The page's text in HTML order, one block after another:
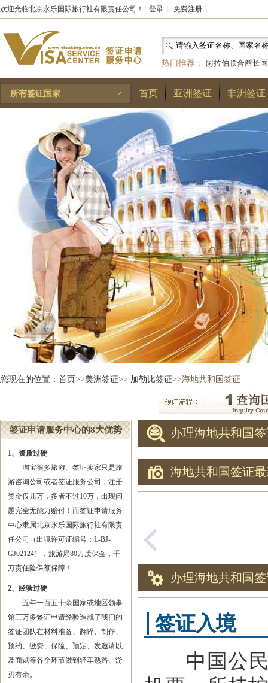
欢迎光临北京永乐国际旅行社有限责任公司！ 登录 免费注册
热门推荐：
阿拉伯联合酋长国
和国|布基纳法索|巴勒斯坦
林王国|安道尔公国|
所有签证国家 首页 亚洲签证 非洲签证
您现在的位置： 首页>>美洲签证>> 加勒比签证>>海地共和国签证
签证申请服务中心的8大优势
1、资质过硬
淘宝很多旅游、签证卖家只是旅
游咨询公司或者签证服务公司，注册
资金仅几万，多者不过10万，出现问
题完全无能力赔付！而签证申请服务
中心隶属北京永乐国际旅行社有限责
任公司（出境许可证编号：L-BJ-
GJ02124），旅游局80万质保金，千
万责任险保额保障！
2、经验过硬
五年一百五十余国家或地区领事
馆三万多签证申请经验造就了我们的
签证团队在材料准备、翻译、制作、
预约、缴费、保险、预定、发邀请以
及面试等各个环节做到轻车熟路、游
刃有余。
办理海地共和国
海地共和国签证
办理海地共和国
签证入境
中国公民